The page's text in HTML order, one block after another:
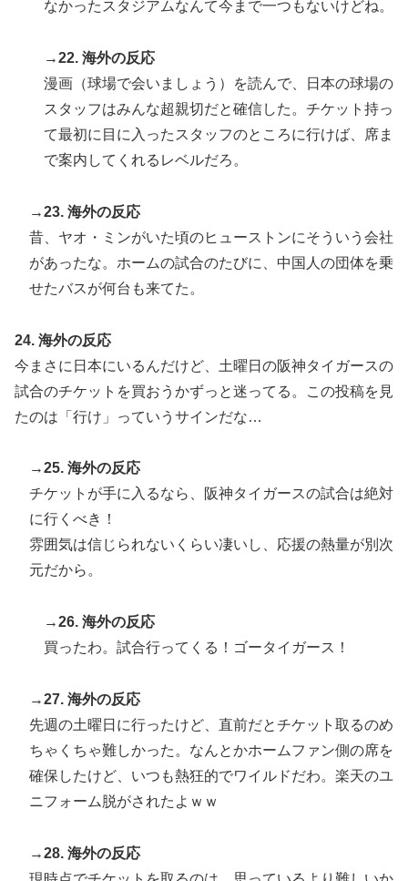
なかったスタジアムなんて今まで一つもないけどね。
→22. 海外の反応
漫画（球場で会いましょう）を読んで、日本の球場の
スタッフはみんな超親切だと確信した。チケット持っ
て最初に目に入ったスタッフのところに行けば、席ま
で案内してくれるレベルだろ。
→23. 海外の反応
昔、ヤオ・ミンがいた頃のヒューストンにそういう会社
があったな。ホームの試合のたびに、中国人の団体を乗
せたバスが何台も来てた。
24. 海外の反応
今まさに日本にいるんだけど、土曜日の阪神タイガースの
試合のチケットを買おうかずっと迷ってる。この投稿を見
たのは「行け」っていうサインだな…
→25. 海外の反応
チケットが手に入るなら、阪神タイガースの試合は絶対
に行くべき！
雰囲気は信じられないくらい凄いし、応援の熱量が別次
元だから。
→26. 海外の反応
買ったわ。試合行ってくる！ゴータイガース！
→27. 海外の反応
先週の土曜日に行ったけど、直前だとチケット取るのめ
ちゃくちゃ難しかった。なんとかホームファン側の席を
確保したけど、いつも熱狂的でワイルドだわ。楽天のユ
ニフォーム脱がされたよｗｗ
→28. 海外の反応